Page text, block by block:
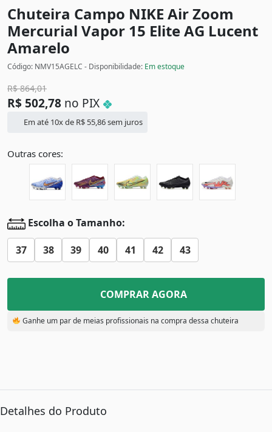
Chuteira Campo NIKE Air Zoom
Mercurial Vapor 15 Elite AG Lucent
Amarelo
Código: NMV15AGELC - Disponibilidade: Em estoque
R$864,01
R$ 502,78 no PIX
Em até 10x de R$ 55,86sem juros
Outras cores:
Escolha o Tamanho:
37 38 39 40 41 42 43
COMPRAR AGORA
Ganhe um par de meias profissionais na compra dessa chuteira
Detalhes do Produto